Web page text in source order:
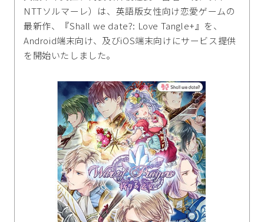
NTTソルマーレ）は、英語版女性向け恋愛ゲームの
最新作、『Shall we date?: Love Tangle+』を、
Android端末向け、及びiOS端末向けにサービス提供
を開始いたしました。